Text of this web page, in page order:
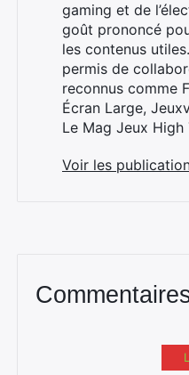
gaming et de
goût prononcé
les contenus
permis de
reconnus comme
Écran Large,
Le Mag Jeux High
Voir les